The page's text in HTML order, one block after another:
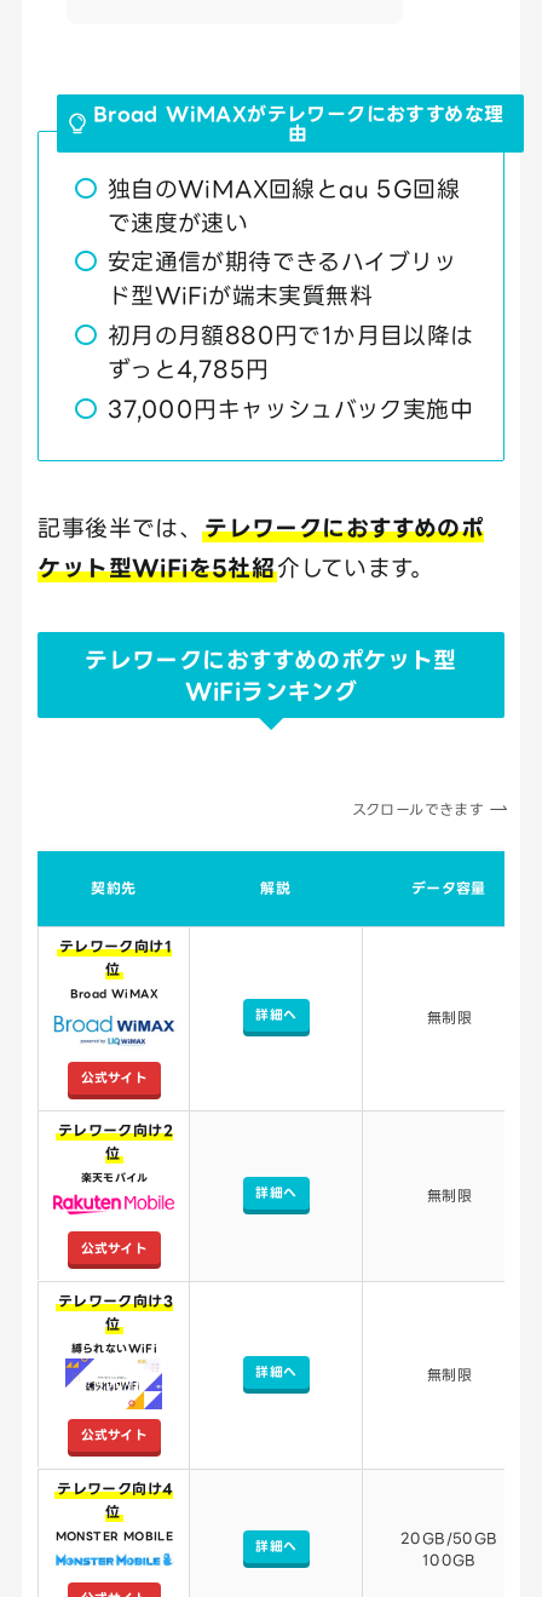
Broad WiMAXがテレワークにおすすめな理
由
独自のWiMAX回線とau 5G回線
で速度が速い
安定通信が期待できるハイブリッ
ド型WiFiが端末実質無料
初月の月額880円で1か月目以降は
ずっと4,785円
37,000円キャッシュバック実施中
記事後半では、テレワークにおすすめのポ
ケット型WiFiを5社紹介しています。
テレワークにおすすめのポケット型
WiFiランキング
スクロールできます
契約先 解説 データ容量
テレワーク向け1
位
Broad WiMAX
公式サイト
詳細へ 無制限
テレワーク向け2
位
楽天モバイル
公式サイト
詳細へ 無制限
テレワーク向け3
位
縛られないWiFi
公式サイト
詳細へ 無制限
テレワーク向け4
位
MONSTER MOBILE
詳細へ
20GB/50GB
100GB